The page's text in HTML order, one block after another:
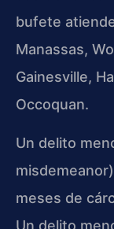
bufete
Manassas,
Gainesville,
Occoquan.
Un delito
meses de
Un delito